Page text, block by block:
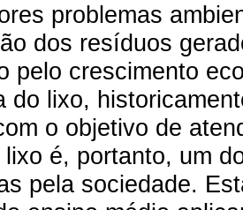
problemas
dos resíduos
pelo crescimento
do lixo,
o objetivo de
é, portanto, um
pela sociedade.